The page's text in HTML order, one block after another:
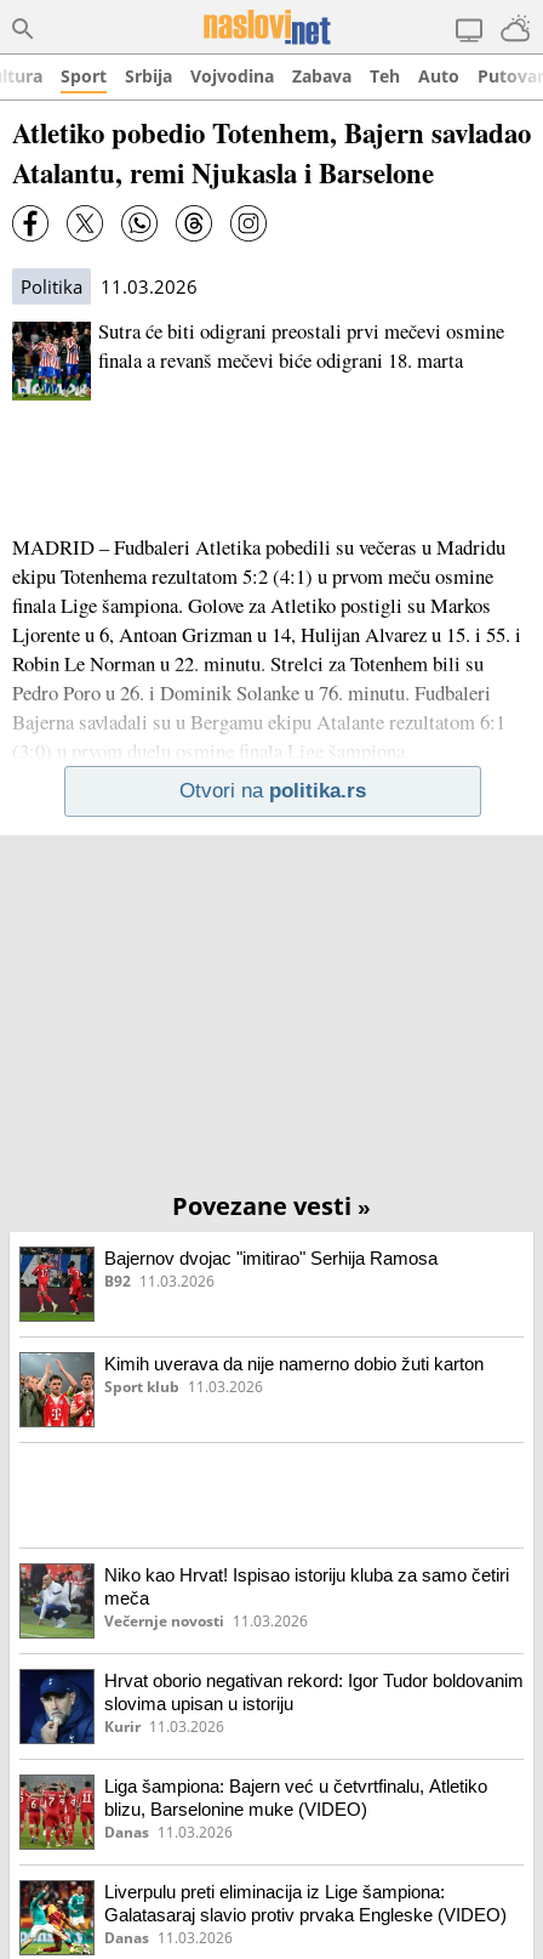
Sport Srbija Vojvodina Zabava Teh Auto
Atletiko pobedio Totenhem, Bajern savladao
Atalantu, remi Njukasla i Barselone
Politika 11.03.2026
Sutra će biti odigrani preostali prvi mečevi osmine
finala a revanš mečevi biće odigrani 18. marta
MADRID – Fudbaleri Atletika pobedili su večeras u Madridu
ekipu Totenhema rezultatom 5:2 (4:1) u prvom meču osmine
finala Lige šampiona. Golove za Atletiko postigli su Markos
Ljorente u 6, Antoan Grizman u 14, Hulijan Alvarez u 15. i 55. i
Robin Le Norman u 22. minutu. Strelci za Totenhem bili su
Pedro Poro u 26. i Dominik Solanke u 76. minutu. Fudbaleri
Bajerna savladali su u Bergamu ekipu Atalante rezultatom 6:1
(3:0) u prvom duelu osmine finala Lige šampiona.
Otvori na politika.rs
Povezane vesti »
Bajernov dvojac "imitirao" Serhija Ramosa
B92 11.03.2026
Kimih uverava da nije namerno dobio žuti karton
Sport klub 11.03.2026
Niko kao Hrvat! Ispisao istoriju kluba za samo četiri
meča
Večernje novosti 11.03.2026
Hrvat oborio negativan rekord: Igor Tudor boldovanim
slovima upisan u istoriju
Kurir 11.03.2026
Liga šampiona: Bajern već u četvrtfinalu, Atletiko
blizu, Barselonine muke (VIDEO)
Danas 11.03.2026
Liverpulu preti eliminacija iz Lige šampiona:
Galatasaraj slavio protiv prvaka Engleske (VIDEO)
Danas 11.03.2026